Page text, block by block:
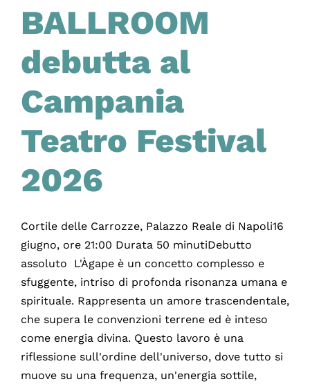
BALLROOM
debutta al
Campania
Teatro Festival
2026
Cortile delle Carrozze, Palazzo Reale di Napoli16
giugno, ore 21:00 Durata 50 minutiDebutto
assoluto L'Àgape è un concetto complesso e
sfuggente, intriso di profonda risonanza umana e
spirituale. Rappresenta un amore trascendentale,
che supera le convenzioni terrene ed è inteso
come energia divina. Questo lavoro è una
riflessione sull'ordine dell'universo, dove tutto si
muove su una frequenza, un'energia sottile,